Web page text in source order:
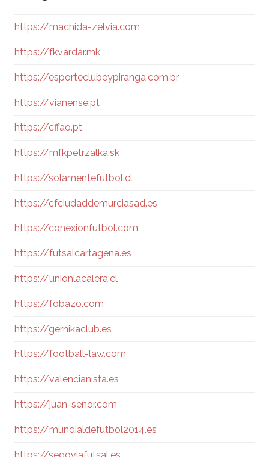
https://machida-zelvia.com
https://fkvardar.mk
https://esporteclubeypiranga.com.br
https://vianense.pt
https://cffao.pt
https://mfkpetrzalka.sk
https://solamentefutbol.cl
https://cfciudaddemurciasad.es
https://conexionfutbol.com
https://futsalcartagena.es
https://unionlacalera.cl
https://fobazo.com
https://gernikaclub.es
https://football-law.com
https://valencianista.es
https://juan-senor.com
https://mundialdefutbol2014.es
https://segoviafutsal.es